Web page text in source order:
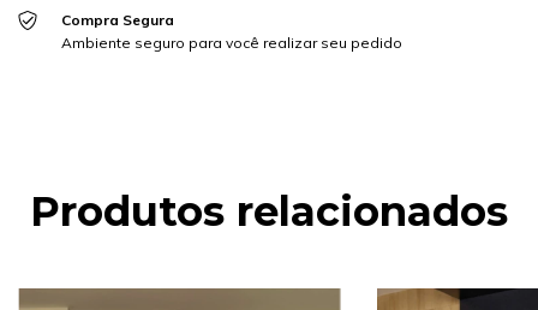
Compra Segura
Ambiente seguro para você realizar seu pedido
Produtos relacionados